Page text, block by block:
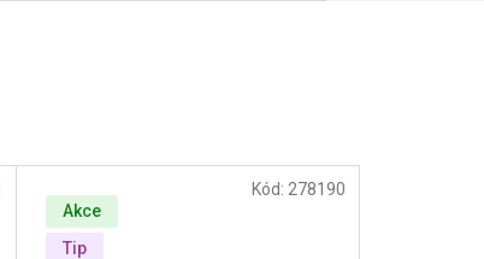
Akce
Tip
Kód: 278190